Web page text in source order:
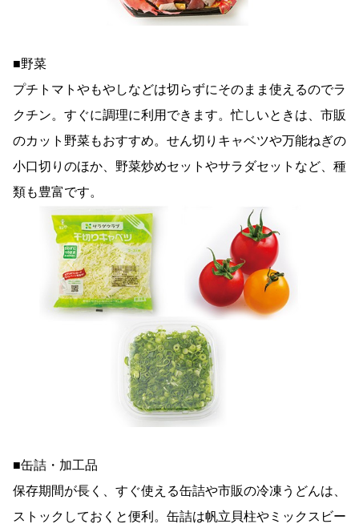
■野菜
プチトマトやもやしなどは切らずにそのまま使えるのでラ
クチン。すぐに調理に利用できます。忙しいときは、市販
のカット野菜もおすすめ。せん切りキャベツや万能ねぎの
小口切りのほか、野菜炒めセットやサラダセットなど、種
類も豊富です。
■缶詰・加工品
保存期間が長く、すぐ使える缶詰や市販の冷凍うどんは、
ストックしておくと便利。缶詰は帆立貝柱やミックスビー